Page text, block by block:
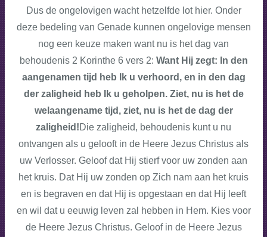
Dus de ongelovigen wacht hetzelfde lot hier. Onder
deze bedeling van Genade kunnen ongelovige mensen
nog een keuze maken want nu is het dag van
behoudenis 2 Korinthe 6 vers 2: Want Hij zegt: In den
aangenamen tijd heb Ik u verhoord, en in den dag
der zaligheid heb Ik u geholpen. Ziet, nu is het de
welaangename tijd, ziet, nu is het de dag der
zaligheid!Die zaligheid, behoudenis kunt u nu
ontvangen als u gelooft in de Heere Jezus Christus als
uw Verlosser. Geloof dat Hij stierf voor uw zonden aan
het kruis. Dat Hij uw zonden op Zich nam aan het kruis
en is begraven en dat Hij is opgestaan en dat Hij leeft
en wil dat u eeuwig leven zal hebben in Hem. Kies voor
de Heere Jezus Christus. Geloof in de Heere Jezus